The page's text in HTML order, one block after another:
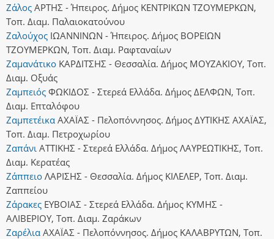
Ζάλος ΑΡΤΗΣ - Ήπειρος. Δήμος ΚΕΝΤΡΙΚΩΝ ΤΖΟΥΜΕΡΚΩΝ,
Τοπ. Διαμ. Παλαιοκατούνου
Ζαλούχος ΙΩΑΝΝΙΝΩΝ - Ήπειρος. Δήμος ΒΟΡΕΙΩΝ
ΤΖΟΥΜΕΡΚΩΝ, Τοπ. Διαμ. Ραφταναίων
Ζαμανάτικο ΚΑΡΔΙΤΣΗΣ - Θεσσαλία. Δήμος ΜΟΥΖΑΚΙΟΥ, Τοπ.
Διαμ. Οξυάς
Ζαμπειός ΦΩΚΙΔΟΣ - Στερεά Ελλάδα. Δήμος ΔΕΛΦΩΝ, Τοπ.
Διαμ. Επταλόφου
Ζαμπετέικα ΑΧΑΪΑΣ - Πελοπόννησος. Δήμος ΔΥΤΙΚΗΣ ΑΧΑΪΑΣ,
Τοπ. Διαμ. Πετροχωρίου
Ζαπάνι ΑΤΤΙΚΗΣ - Στερεά Ελλάδα. Δήμος ΛΑΥΡΕΩΤΙΚΗΣ, Τοπ.
Διαμ. Κερατέας
Ζάππειο ΛΑΡΙΣΗΣ - Θεσσαλία. Δήμος ΚΙΛΕΛΕΡ, Τοπ. Διαμ.
Ζαππείου
Ζάρακες ΕΥΒΟΙΑΣ - Στερεά Ελλάδα. Δήμος ΚΥΜΗΣ -
ΑΛΙΒΕΡΙΟΥ, Τοπ. Διαμ. Ζαράκων
Ζαρέλια ΑΧΑΪΑΣ - Πελοπόννησος. Δήμος ΚΑΛΑΒΡΥΤΩΝ, Τοπ.